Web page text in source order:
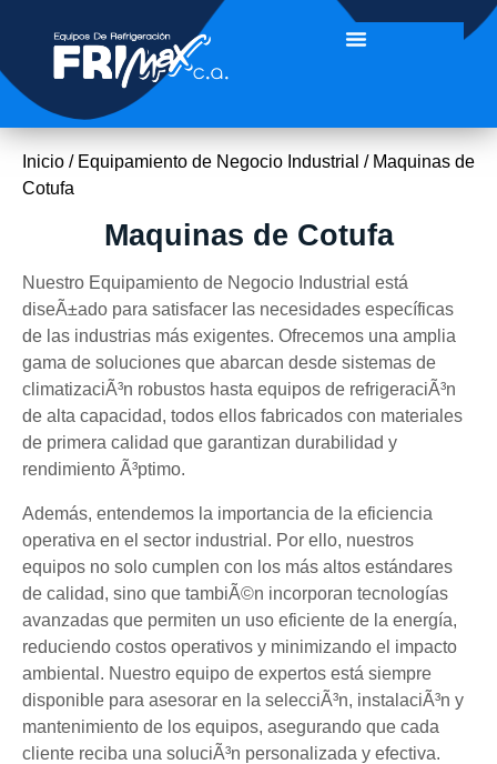
Inicio / Equipamiento de Negocio Industrial / Maquinas de
Cotufa
Maquinas de Cotufa
Nuestro Equipamiento de Negocio Industrial está
diseÃ±ado para satisfacer las necesidades específicas
de las industrias más exigentes. Ofrecemos una amplia
gama de soluciones que abarcan desde sistemas de
climatizaciÃ³n robustos hasta equipos de refrigeraciÃ³n
de alta capacidad, todos ellos fabricados con materiales
de primera calidad que garantizan durabilidad y
rendimiento Ã³ptimo.
Además, entendemos la importancia de la eficiencia
operativa en el sector industrial. Por ello, nuestros
equipos no solo cumplen con los más altos estándares
de calidad, sino que tambiÃ©n incorporan tecnologías
avanzadas que permiten un uso eficiente de la energía,
reduciendo costos operativos y minimizando el impacto
ambiental. Nuestro equipo de expertos está siempre
disponible para asesorar en la selecciÃ³n, instalaciÃ³n y
mantenimiento de los equipos, asegurando que cada
cliente reciba una soluciÃ³n personalizada y efectiva.